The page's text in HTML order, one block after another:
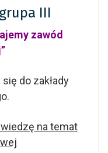
III
zawód
do zakłady
na temat